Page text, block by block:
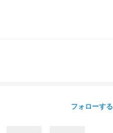
フォローする